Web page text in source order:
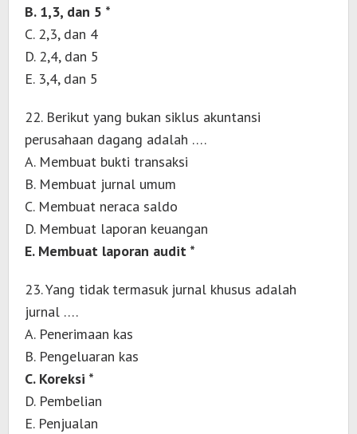
B. 1,3, dan 5 *
C. 2,3, dan 4
D. 2,4, dan 5
E. 3,4, dan 5
22. Berikut yang bukan siklus akuntansi
perusahaan dagang adalah ….
A. Membuat bukti transaksi
B. Membuat jurnal umum
C. Membuat neraca saldo
D. Membuat laporan keuangan
E. Membuat laporan audit *
23. Yang tidak termasuk jurnal khusus adalah
jurnal ….
A. Penerimaan kas
B. Pengeluaran kas
C. Koreksi *
D. Pembelian
E. Penjualan